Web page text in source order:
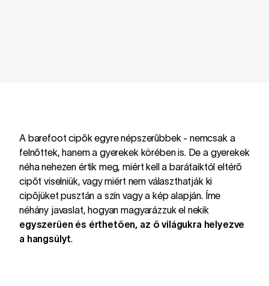
A barefoot cipők egyre népszerűbbek - nemcsak a
felnőttek, hanem a gyerekek körében is. De a gyerekek
néha nehezen értik meg, miért kell a barátaiktól eltérő
cipőt viselniük, vagy miért nem választhatják ki
cipőjüket pusztán a szín vagy a kép alapján. Íme
néhány javaslat, hogyan magyarázzuk el nekik
egyszerűen és érthetően, az ő világukra helyezve
a hangsúlyt